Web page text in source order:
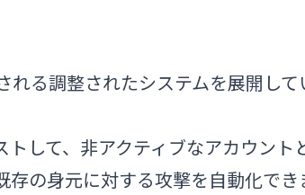
る調整されたシステムを展開して
トして、非アクティブなアカウント
の身元に対する攻撃を自動化でき